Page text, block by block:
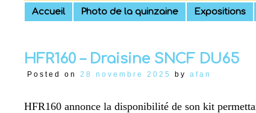
Skip
to
Accueil Photo de la quinzaine Expositions
HFR160 – Draisine SNCF DU65
Posted on 28 novembre 2025 by afan
HFR160 annonce la disponibilité de son kit